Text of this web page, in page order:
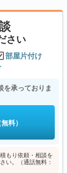
さい
部屋片付け
を承っておりま
料）
もり依頼・相談を
い。（通話無料：